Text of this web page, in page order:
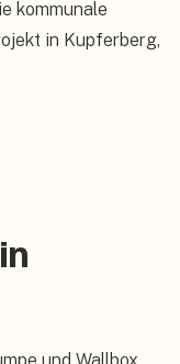
kommunale
in Kupferberg,
und Wallbox,